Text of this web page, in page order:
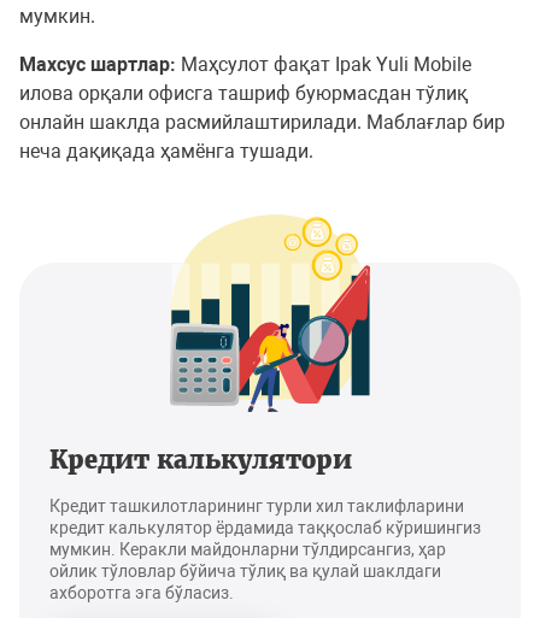
мумкин.
Махсус шартлар: Маҳсулот фақат Ipak Yuli Mobile
илова орқали офисга ташриф буюрмасдан тўлиқ
онлайн шаклда расмийлаштирилади. Маблағлар бир
неча дақиқада ҳамёнга тушади.
Кредит калькулятори
Кредит ташкилотларининг турли хил таклифларини
кредит калькулятор ёрдамида таққослаб кўришингиз
мумкин. Керакли майдонларни тўлдирсангиз, ҳар
ойлик тўловлар бўйича тўлиқ ва қулай шаклдаги
ахборотга эга бўласиз.